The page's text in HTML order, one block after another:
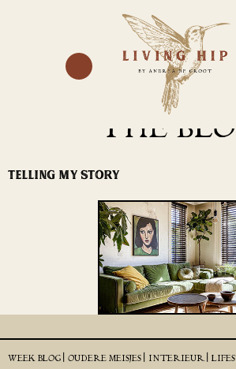
NAAR
DE
INHOUD
THE
TELLING MY STORY
WEEK BLOG | OUDERE MEISJES | INTERIEUR |